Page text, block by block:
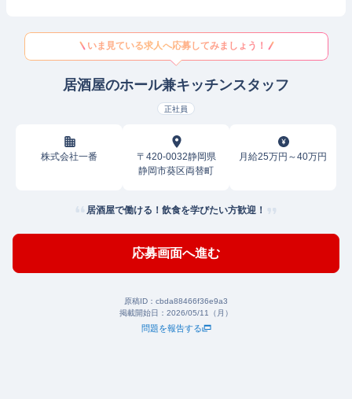
いま見ている求人へ応募してみましょう！
居酒屋のホール兼キッチンスタッフ
正社員
株式会社一番
〒420-0032静岡県
静岡市葵区両替町
月給25万円～40万円
居酒屋で働ける！飲食を学びたい方歓迎！
応募画面へ進む
原稿ID： cbda88466f36e9a3
掲載開始日： 2026/05/11（月）
問題を報告する